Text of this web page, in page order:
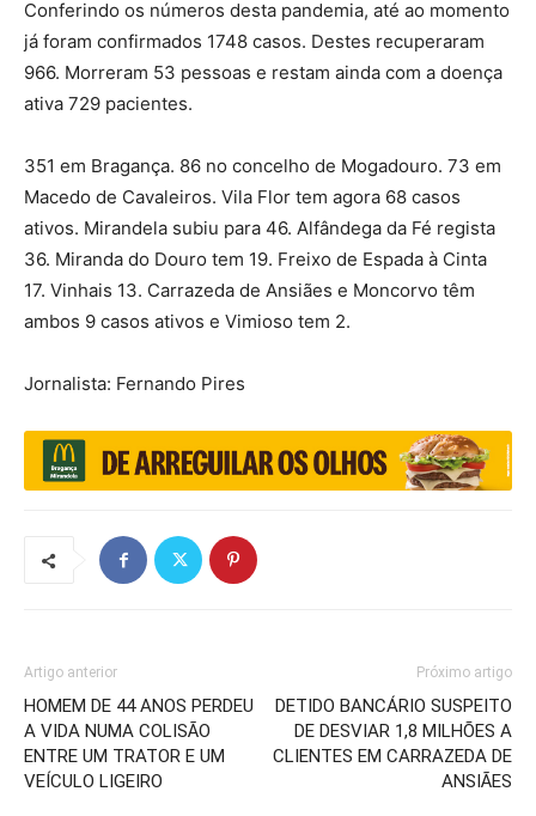
Conferindo os números desta pandemia, até ao momento
já foram confirmados 1748 casos. Destes recuperaram
966. Morreram 53 pessoas e restam ainda com a doença
ativa 729 pacientes.
351 em Bragança. 86 no concelho de Mogadouro. 73 em
Macedo de Cavaleiros. Vila Flor tem agora 68 casos
ativos. Mirandela subiu para 46. Alfândega da Fé regista
36. Miranda do Douro tem 19. Freixo de Espada à Cinta
17. Vinhais 13. Carrazeda de Ansiães e Moncorvo têm
ambos 9 casos ativos e Vimioso tem 2.
Jornalista: Fernando Pires
Artigo anterior
HOMEM DE 44 ANOS PERDEU
A VIDA NUMA COLISÃO
ENTRE UM TRATOR E UM
VEÍCULO LIGEIRO
Próximo artigo
DETIDO BANCÁRIO SUSPEITO
DE DESVIAR 1,8 MILHÕES A
CLIENTES EM CARRAZEDA DE
ANSIÃES